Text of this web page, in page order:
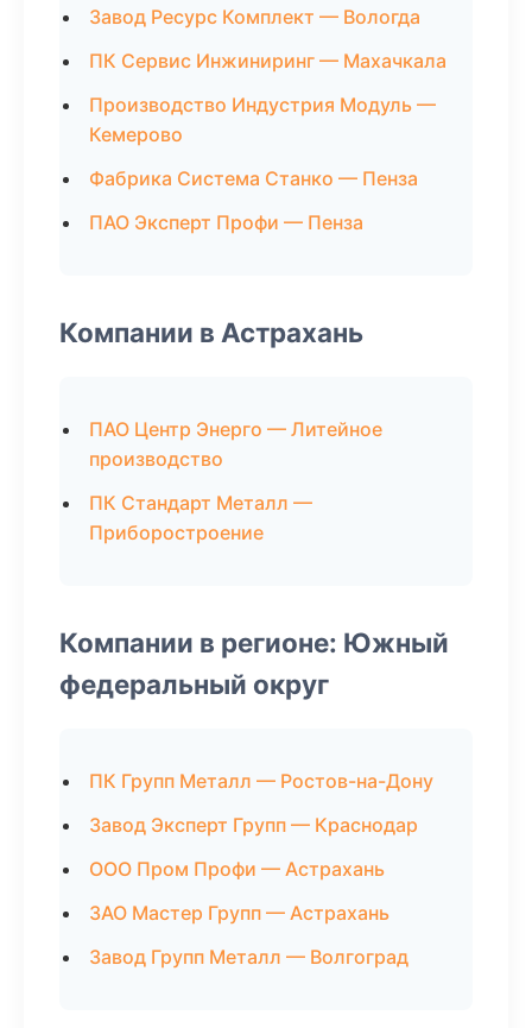
Завод Ресурс Комплект — Вологда
ПК Сервис Инжиниринг — Махачкала
Производство Индустрия Модуль —
Кемерово
Фабрика Система Станко — Пенза
ПАО Эксперт Профи — Пенза
Компании в Астрахань
ПАО Центр Энерго — Литейное
производство
ПК Стандарт Металл —
Приборостроение
Компании в регионе: Южный
федеральный округ
ПК Групп Металл — Ростов-на-Дону
Завод Эксперт Групп — Краснодар
ООО Пром Профи — Астрахань
ЗАО Мастер Групп — Астрахань
Завод Групп Металл — Волгоград